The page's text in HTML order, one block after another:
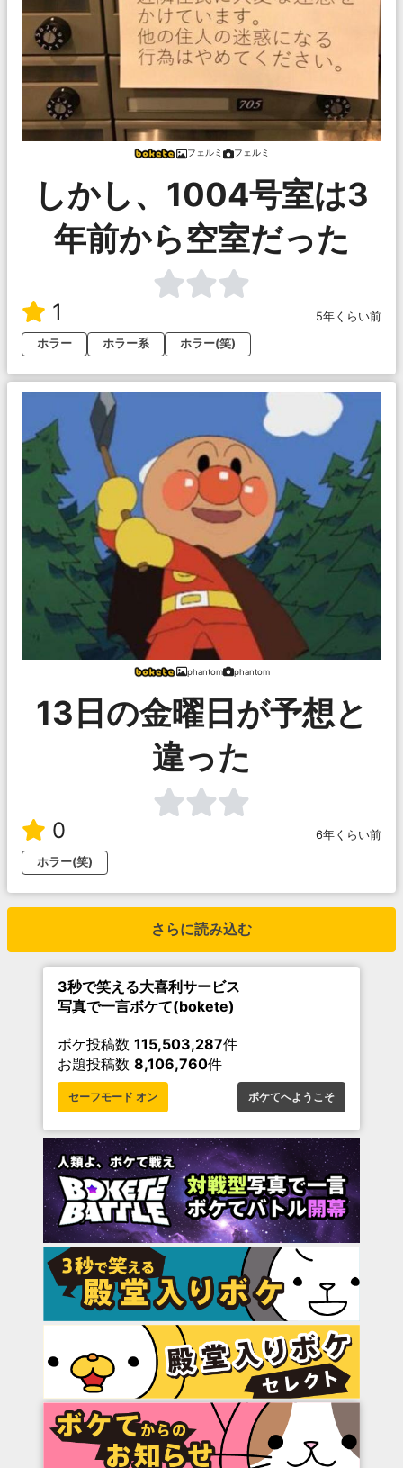
フェルミ フェルミ
しかし、1004号室は3
年前から空室だった
1
5年くらい前
ホラー
ホラー系 ホラー(笑)
phantom phantom
13日の金曜日が予想と
違った
0
6年くらい前
ホラー(笑)
さらに読み込む
3秒で笑える大喜利サービス
写真で一言ボケて(bokete)
ボケ投稿数 115,503,287件
お題投稿数 8,106,760件
セーフモード オン ボケてへようこそ